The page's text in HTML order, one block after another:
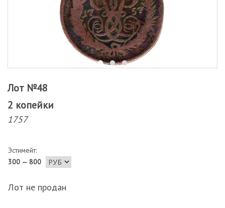
Лот №48
2 копейки
1757
Эстимейт:
300 — 800
Лот не продан